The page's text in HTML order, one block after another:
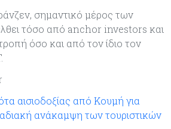
σημαντικό μέρος των
τόσο από anchor investors και
όσο και από τον ίδιο τον
αισιοδοξίας από Κουμή για
ανάκαμψη των τουριστικών